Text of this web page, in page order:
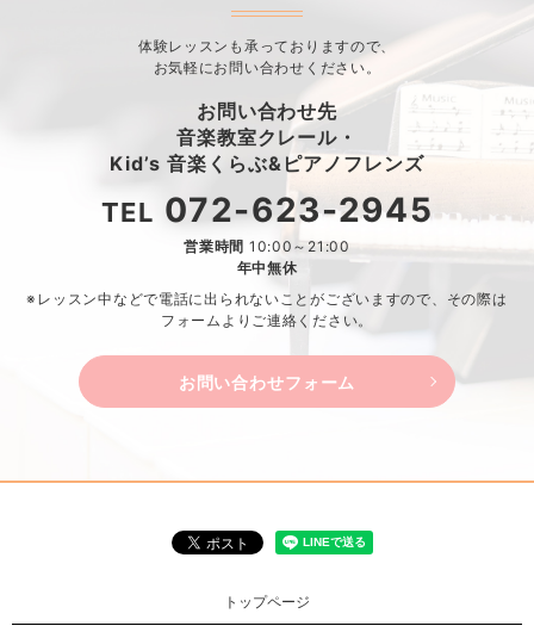
体験レッスンも承っておりますので、
お気軽にお問い合わせください。
お問い合わせ先
音楽教室クレール・
Kid’s 音楽くらぶ&ピアノフレンズ
TEL 072-623-2945
営業時間 10:00～21:00
年中無休
※レッスン中などで電話に出られないことがございますので、 その際は
フォームよりご連絡ください。
お問い合わせフォーム
トップページ